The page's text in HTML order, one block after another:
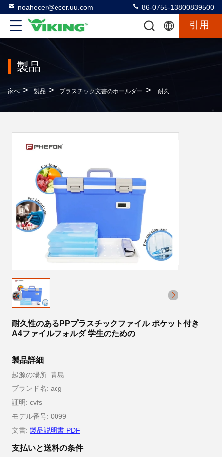
noahecer@ecer.uu.com 86-0755-13800839500
引用
製品
家へ > 製品 > プラスチック文書のホールダー > 耐久性のあるPPプラスチックファイル ポケット付き A4ファイルフォルダ 学生のための
耐久性のあるPPプラスチックファイル ポケット付き
A4ファイルフォルダ 学生のための
製品詳細
起源の場所: 青島
ブランド名: acg
証明: cvfs
モデル番号: 0099
文書: 製品説明書 PDF
支払いと送料の条件